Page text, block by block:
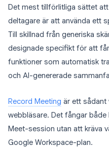
Det mest tillförlitliga sättet
deltagare är att använda ett
Till skillnad från generiska
designade specifikt för att
funktioner som automatisk
och AI-genererade
Record Meeting är ett sådant
webbläsare. Det fångar
Meet-session utan att kräva
Google Workspace-plan.